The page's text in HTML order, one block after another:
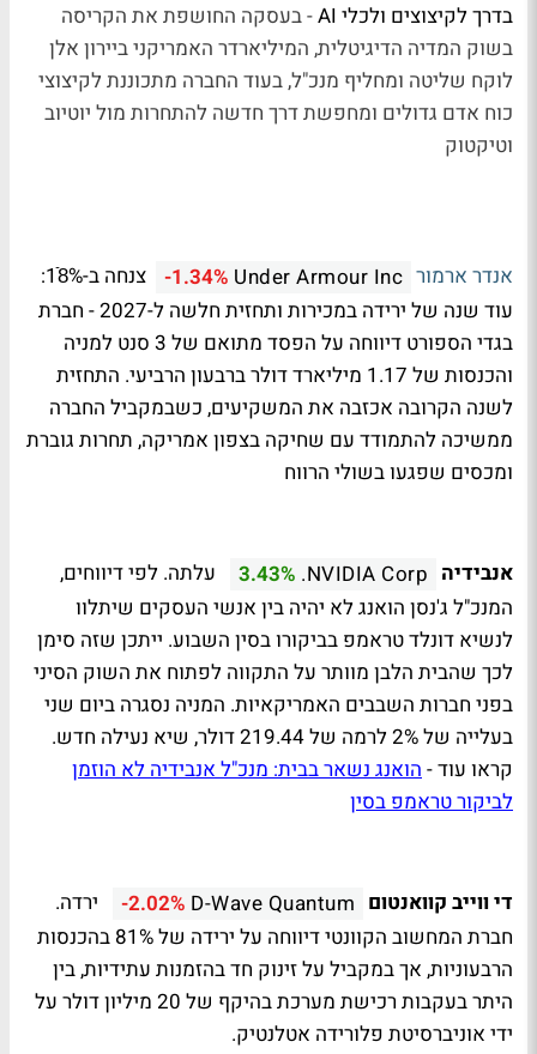
בדרך לקיצוצים ולכלי AI
- בעסקה החושפת את הקריסה
בשוק המדיה הדיגיטלית, המיליארדר האמריקני ביירון אלן
לוקח שליטה ומחליף מנכ"ל, בעוד החברה מתכוננת לקיצוצי
כוח אדם גדולים ומחפשת דרך חדשה להתחרות מול יוטיוב
וטיקטוק
אנדר ארמור Under Armour Inc
-1.34%
צנחה ב-18ֿ%:
עוד שנה של ירידה במכירות ותחזית חלשה ל-2027 - חברת
בגדי הספורט דיווחה על הפסד מתואם של 3 סנט למניה
והכנסות של 1.17 מיליארד דולר ברבעון הרביעי. התחזית
לשנה הקרובה אכזבה את המשקיעים, כשבמקביל החברה
ממשיכה להתמודד עם שחיקה בצפון אמריקה, תחרות גוברת
ומכסים שפגעו בשולי הרווח
אנבידיה NVIDIA Corp.
3.43%
עלתה. לפי דיווחים,
המנכ"ל ג'נסן הואנג לא יהיה בין אנשי העסקים שיתלוו
לנשיא דונלד טראמפ בביקורו בסין השבוע. ייתכן שזה סימן
לכך שהבית הלבן מוותר על התקווה לפתוח את השוק הסיני
בפני חברות השבבים האמריקאיות. המניה נסגרה ביום שני
בעלייה של 2% לרמה של 219.44 דולר, שיא נעילה חדש.
קראו עוד -הואנג נשאר בבית: מנכ"ל אנבידיה לא הוזמן
לביקור טראמפ בסין
די ווייב קוואנטום D-Wave Quantum
-2.02%
ירדה.
חברת המחשוב הקוונטי דיווחה על ירידה של 81% בהכנסות
הרבעוניות, אך במקביל על זינוק חד בהזמנות עתידיות, בין
היתר בעקבות רכישת מערכת בהיקף של 20 מיליון דולר על
ידי אוניברסיטת פלורידה אטלנטיק.